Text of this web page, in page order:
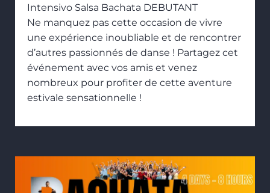
Intensivo Salsa Bachata DEBUTANT
Ne manquez pas cette occasion de vivre
une expérience inoubliable et de rencontrer
d’autres passionnés de danse ! Partagez cet
événement avec vos amis et venez
nombreux pour profiter de cette aventure
estivale sensationnelle !